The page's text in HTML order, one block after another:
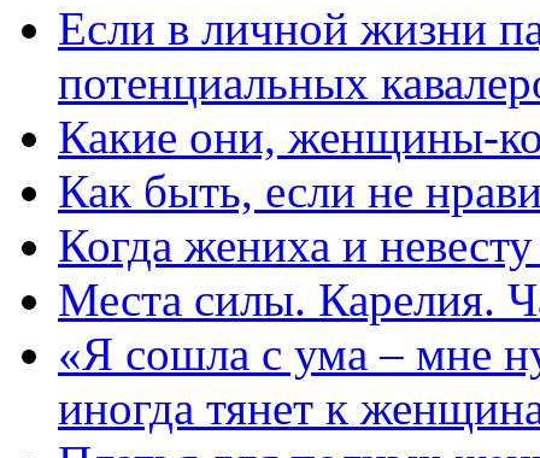
Если в личной жизни
потенциальных
Какие они, женщины-
Как быть, если не
Когда жениха и
Места силы. Карелия.
«Я сошла с ума – мне
иногда тянет к